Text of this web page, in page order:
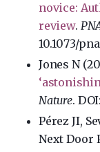
novice:
review.
10.1073/
Jones N
Nature.
Pérez JI,
Next Door